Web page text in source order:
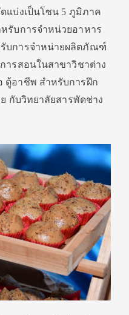
แบ่งเป็นโซน 5 ภูมิภาค
รับการจำหน่วยอาหาร
บการจำหน่ายผลิตภัณฑ์
ารสอนในสาขาวิชาต่าง
ตู้อาชีพ สำหรับการฝึก
กับวิทยาลัยสารพัดช่าง